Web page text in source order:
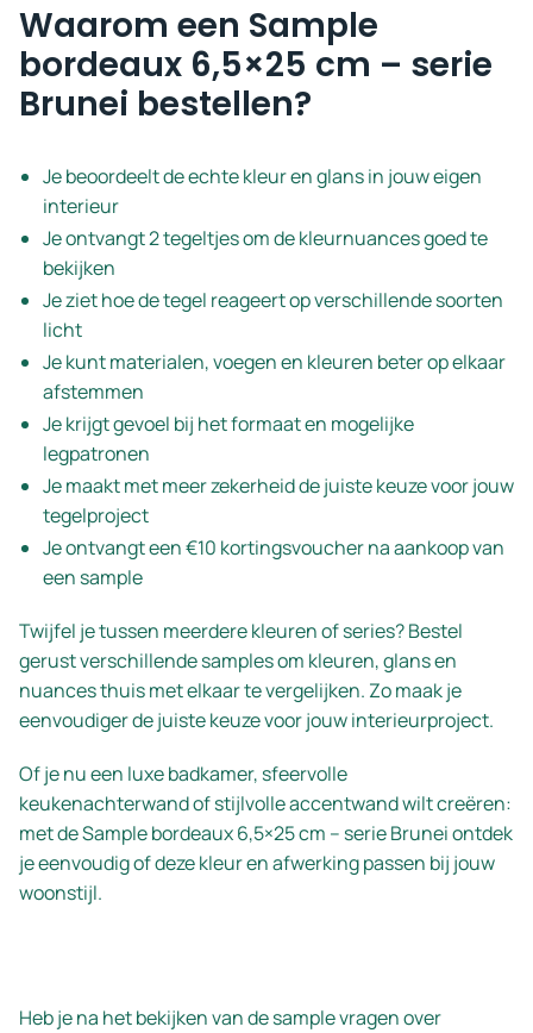
Waarom een Sample
bordeaux 6,5×25 cm – serie
Brunei bestellen?
Je beoordeelt de echte kleur en glans in jouw eigen
interieur
Je ontvangt 2 tegeltjes om de kleurnuances goed te
bekijken
Je ziet hoe de tegel reageert op verschillende soorten
licht
Je kunt materialen, voegen en kleuren beter op elkaar
afstemmen
Je krijgt gevoel bij het formaat en mogelijke
legpatronen
Je maakt met meer zekerheid de juiste keuze voor jouw
tegelproject
Je ontvangt een €10 kortingsvoucher na aankoop van
een sample
Twijfel je tussen meerdere kleuren of series? Bestel
gerust verschillende samples om kleuren, glans en
nuances thuis met elkaar te vergelijken. Zo maak je
eenvoudiger de juiste keuze voor jouw interieurproject.
Of je nu een luxe badkamer, sfeervolle
keukenachterwand of stijlvolle accentwand wilt creëren:
met de Sample bordeaux 6,5×25 cm – serie Brunei ontdek
je eenvoudig of deze kleur en afwerking passen bij jouw
woonstijl.
Heb je na het bekijken van de sample vragen over